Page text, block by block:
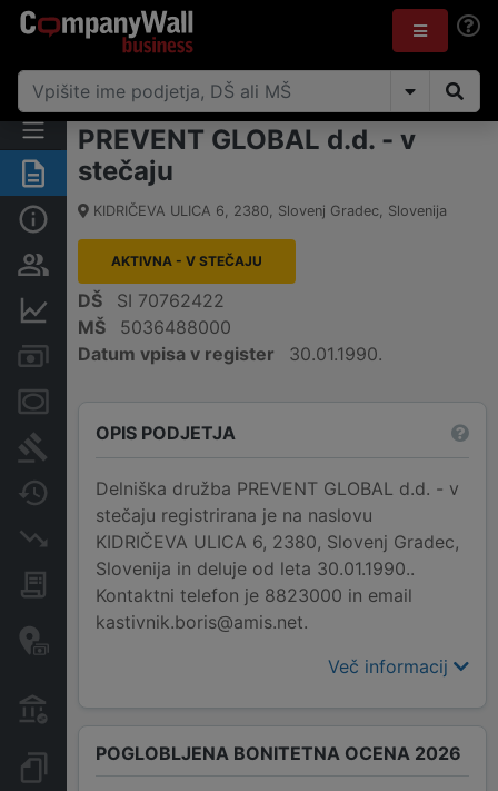
Povzetek
Osnovni podatki
Odgovorne osebe in lastništvo
Finančni podatki
Računi in blokade
Zastavne pravice
Spremembe
Insolvenčni postopki
Javna naročila
Davčne oaze in sumljive
PREVENT GLOBAL d.d. - v
stečaju
KIDRIČEVA ULICA 6, 2380, Slovenj Gradec, Slovenija
AKTIVNA - V STEČAJU
DŠ
SI 70762422
MŠ
5036488000
Datum vpisa v register
30.01.1990.
OPIS PODJETJA
Delniška družba PREVENT GLOBAL d.d. - v
stečaju registrirana je na naslovu
KIDRIČEVA ULICA 6, 2380, Slovenj Gradec,
Slovenija in deluje od leta 30.01.1990..
Kontaktni telefon je 8823000 in email
kastivnik.boris@amis.net.
Več informacij
POGLOBLJENA BONITETNA OCENA 2026